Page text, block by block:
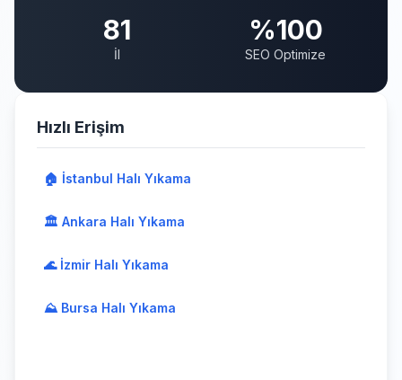
81
İl
%100
SEO Optimize
Hızlı Erişim
🏠 İstanbul Halı Yıkama
🏛️ Ankara Halı Yıkama
🌊 İzmir Halı Yıkama
⛰️ Bursa Halı Yıkama